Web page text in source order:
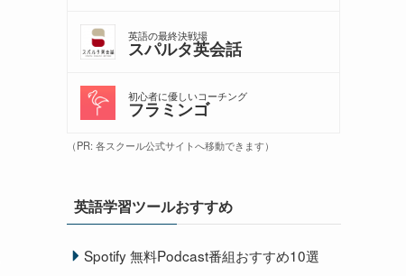
英語の最終決戦場
スパルタ英会話
初心者に優しいコーチング
フラミンゴ
（PR: 各スクール公式サイトへ移動できます）
英語学習ツールおすすめ
Spotify 無料Podcast番組おすすめ10選